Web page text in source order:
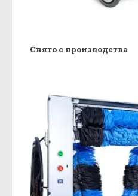
Снято с производства